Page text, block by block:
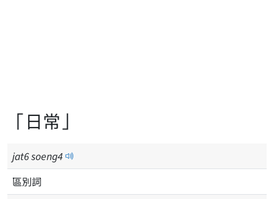
「日常」
jat6soeng4
區別詞